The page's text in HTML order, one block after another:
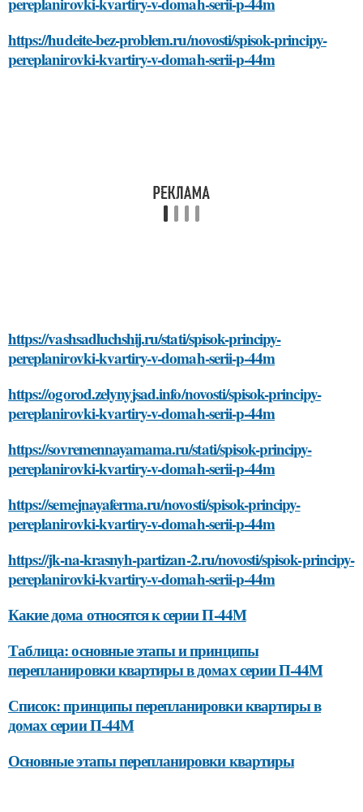
https://hudeite-bez-problem.ru/novosti/spisok-principy-
pereplanirovki-kvartiry-v-domah-serii-p-44m
https://vashsadluchshij.ru/stati/spisok-principy-
pereplanirovki-kvartiry-v-domah-serii-p-44m
https://ogorod.zelynyjsad.info/novosti/spisok-principy-
pereplanirovki-kvartiry-v-domah-serii-p-44m
https://sovremennayamama.ru/stati/spisok-principy-
pereplanirovki-kvartiry-v-domah-serii-p-44m
https://semejnayaferma.ru/novosti/spisok-principy-
pereplanirovki-kvartiry-v-domah-serii-p-44m
https://jk-na-krasnyh-partizan-2.ru/novosti/spisok-principy-
pereplanirovki-kvartiry-v-domah-serii-p-44m
Какие дома относятся к серии П-44М
Таблица: основные этапы и принципы
перепланировки квартиры в домах серии П-44М
Список: принципы перепланировки квартиры в
домах серии П-44М
Основные этапы перепланировки квартиры